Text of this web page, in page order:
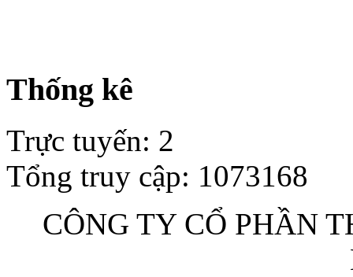
Thống kê
Trực tuyến: 2
Tổng truy cập: 1073168
CÔNG TY CỔ PHẦN